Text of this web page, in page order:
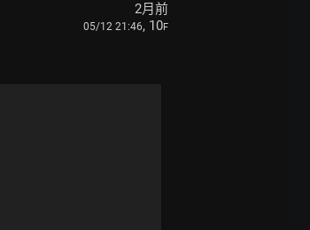
2月前
05/12 21:46, 10F